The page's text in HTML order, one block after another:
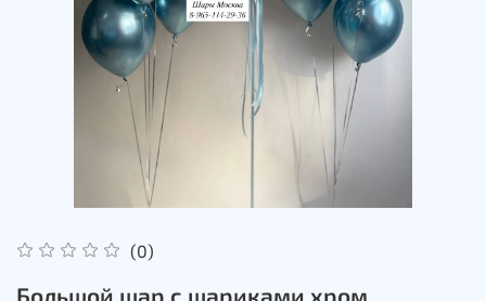
(0)
Большой шар с шариками хром